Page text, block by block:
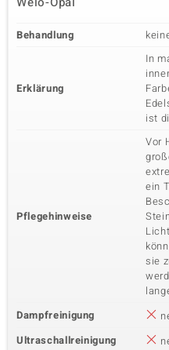
Behandlung
Erklärung
In
ist
Pflegehinweise
Vor
ein
sie
Dampfreinigung
Ultraschallreinigung